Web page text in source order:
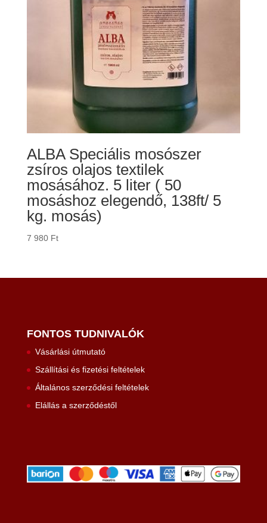
ALBA Speciális mosószer
zsíros olajos textilek
mosásához. 5 liter ( 50
mosáshoz elegendő, 138ft/ 5
kg. mosás)
7 980 Ft
FONTOS TUDNIVALÓK
Vásárlási útmutató
Szállítási és fizetési feltételek
Általános szerződési feltételek
Elállás a szerződéstől